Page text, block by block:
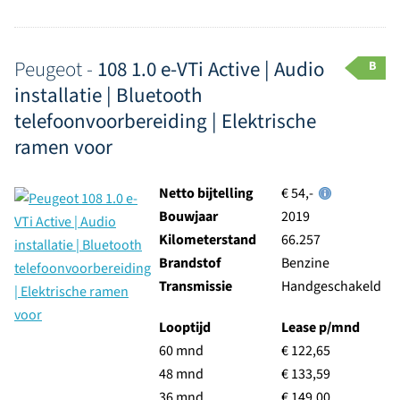
Peugeot - 108 1.0 e-VTi Active | Audio
installatie | Bluetooth
telefoonvoorbereiding | Elektrische
ramen voor
B
Netto bijtelling
€ 54,-
Bouwjaar
2019
Kilometerstand
66.257
Brandstof
Benzine
Transmissie
Handgeschakeld
Looptijd
60 mnd
48 mnd
Lease p/mnd
€ 122,65
€ 133,59